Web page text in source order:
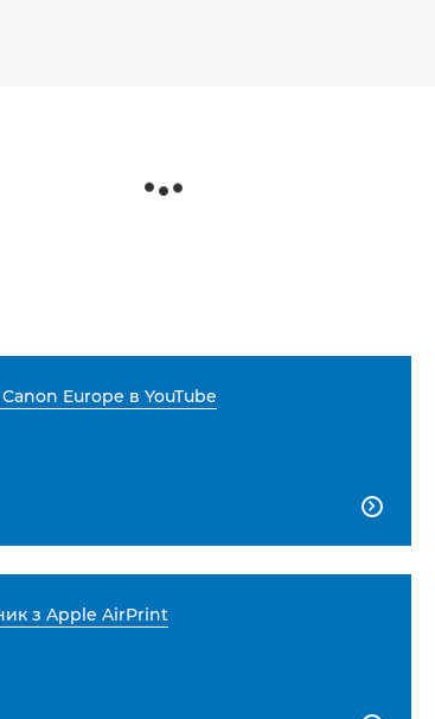
Europe в YouTube

з Apple AirPrint